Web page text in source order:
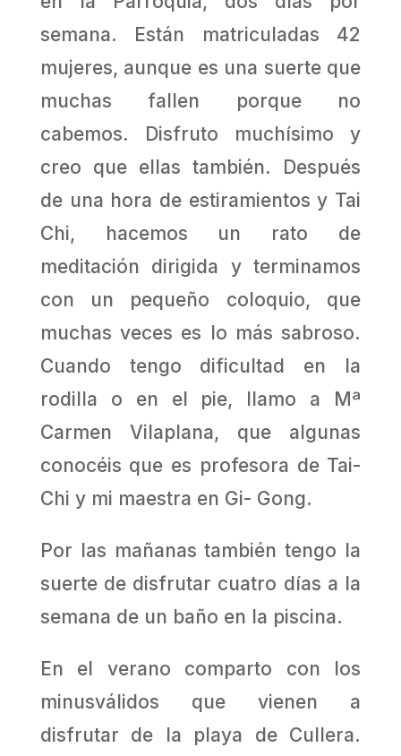
semana. Están matriculadas 42
mujeres, aunque es una suerte que
muchas fallen porque no
cabemos. Disfruto muchísimo y
creo que ellas también. Después
de una hora de estiramientos y Tai
Chi, hacemos un rato de
meditación dirigida y terminamos
con un pequeño coloquio, que
muchas veces es lo más sabroso.
Cuando tengo dificultad en la
rodilla o en el pie, llamo a Mª
Carmen Vilaplana, que algunas
conocéis que es profesora de Tai-
Chi y mi maestra en Gi- Gong.
Por las mañanas también tengo la
suerte de disfrutar cuatro días a la
semana de un baño en la piscina.
En el verano comparto con los
minusválidos que vienen a
disfrutar de la playa de Cullera.